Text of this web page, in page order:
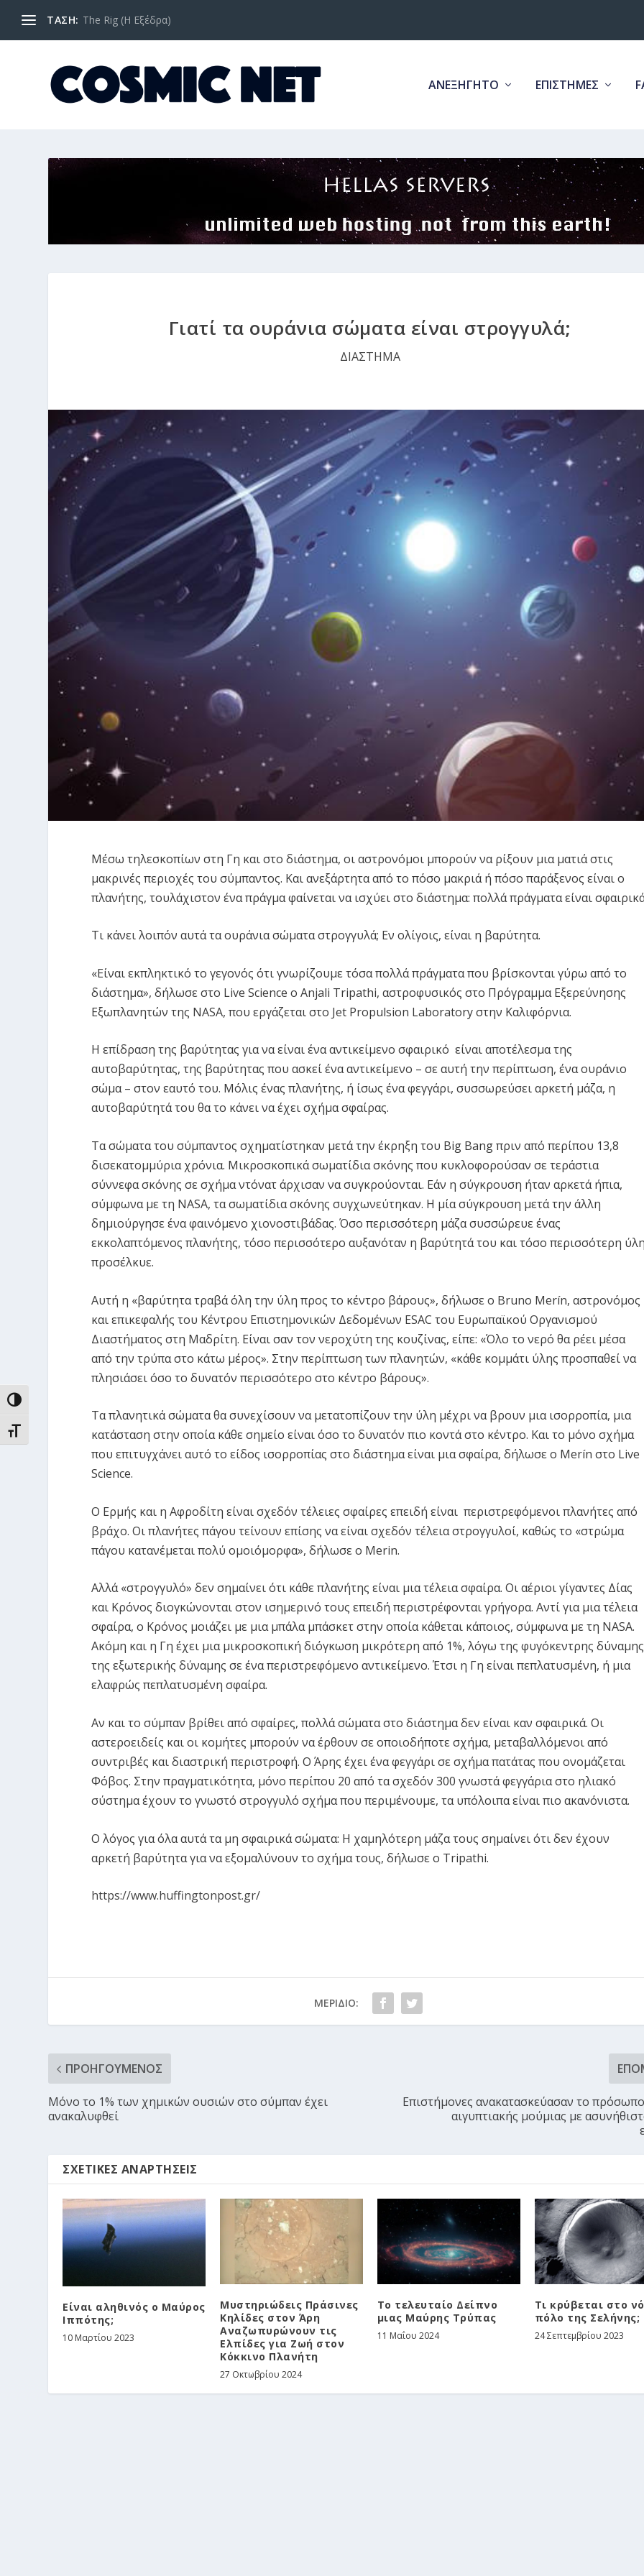
ΕΝΑΛΛΑΓΉ ΥΨΗΛΉΣ ΑΝΤΊΘΕΣΗΣ
ΕΝΑΛΛΑΓΉ ΜΕΓΈΘΟΥΣ ΓΡΑΜΜΆΤΩΝ
ΤΑΣΗ: The Rig (Η Εξέδρα)
ΑΝΕΞΗΓΗΤΟ ΕΠΙΣΤΗΜΕΣ
Γιατί τα ουράνια σώματα είναι στρογγυλά;
ΔΙΑΣΤΗΜΑ
Μέσω τηλεσκοπίων στη Γη και στο διάστημα, οι αστρονόμοι μπορούν να ρίξουν μια ματιά στις
μακρινές περιοχές του σύμπαντος. Και ανεξάρτητα από το πόσο μακριά ή πόσο παράξενος είναι ο
πλανήτης, τουλάχιστον ένα πράγμα φαίνεται να ισχύει στο διάστημα: πολλά πράγματα είναι
Τι κάνει λοιπόν αυτά τα ουράνια σώματα στρογγυλά; Εν ολίγοις, είναι η βαρύτητα.
«Είναι εκπληκτικό το γεγονός ότι γνωρίζουμε τόσα πολλά πράγματα που βρίσκονται γύρω από το
διάστημα», δήλωσε στο Live Science ο Anjali Tripathi, αστροφυσικός στο Πρόγραμμα Εξερεύνησης
Εξωπλανητών της NASA, που εργάζεται στο Jet Propulsion Laboratory στην Καλιφόρνια.
Η επίδραση της βαρύτητας για να είναι ένα αντικείμενο σφαιρικό είναι αποτέλεσμα της
αυτοβαρύτητας, της βαρύτητας που ασκεί ένα αντικείμενο – σε αυτή την περίπτωση, ένα ουράνιο
σώμα – στον εαυτό του. Μόλις ένας πλανήτης, ή ίσως ένα φεγγάρι, συσσωρεύσει αρκετή μάζα, η
αυτοβαρύτητά του θα το κάνει να έχει σχήμα σφαίρας.
Τα σώματα του σύμπαντος σχηματίστηκαν μετά την έκρηξη του Big Bang πριν από περίπου 13,8
δισεκατομμύρια χρόνια. Μικροσκοπικά σωματίδια σκόνης που κυκλοφορούσαν σε τεράστια
σύννεφα σκόνης σε σχήμα ντόνατ άρχισαν να συγκρούονται. Εάν η σύγκρουση ήταν αρκετά ήπια,
σύμφωνα με τη NASA, τα σωματίδια σκόνης συγχωνεύτηκαν. Η μία σύγκρουση μετά την άλλη
δημιούργησε ένα φαινόμενο χιονοστιβάδας. Όσο περισσότερη μάζα συσσώρευε ένας
εκκολαπτόμενος πλανήτης, τόσο περισσότερο αυξανόταν η βαρύτητά του και τόσο περισσότερη
προσέλκυε.
Αυτή η «βαρύτητα τραβά όλη την ύλη προς το κέντρο βάρους», δήλωσε ο Bruno Merín, αστρονόμος
και επικεφαλής του Κέντρου Επιστημονικών Δεδομένων ESAC του Ευρωπαϊκού Οργανισμού
Διαστήματος στη Μαδρίτη. Είναι σαν τον νεροχύτη της κουζίνας, είπε: «Όλο το νερό θα ρέει μέσα
από την τρύπα στο κάτω μέρος». Στην περίπτωση των πλανητών, «κάθε κομμάτι ύλης προσπαθεί να
πλησιάσει όσο το δυνατόν περισσότερο στο κέντρο βάρους».
Τα πλανητικά σώματα θα συνεχίσουν να μετατοπίζουν την ύλη μέχρι να βρουν μια ισορροπία, μια
κατάσταση στην οποία κάθε σημείο είναι όσο το δυνατόν πιο κοντά στο κέντρο. Και το μόνο σχήμα
που επιτυγχάνει αυτό το είδος ισορροπίας στο διάστημα είναι μια σφαίρα, δήλωσε ο Merín στο Live
Science.
Ο Ερμής και η Αφροδίτη είναι σχεδόν τέλειες σφαίρες επειδή είναι περιστρεφόμενοι πλανήτες από
βράχο. Οι πλανήτες πάγου τείνουν επίσης να είναι σχεδόν τέλεια στρογγυλοί, καθώς το «στρώμα
πάγου κατανέμεται πολύ ομοιόμορφα», δήλωσε ο Merin.
Αλλά «στρογγυλό» δεν σημαίνει ότι κάθε πλανήτης είναι μια τέλεια σφαίρα. Οι αέριοι γίγαντες Δίας
και Κρόνος διογκώνονται στον ισημερινό τους επειδή περιστρέφονται γρήγορα. Αντί για μια τέλεια
σφαίρα, ο Κρόνος μοιάζει με μια μπάλα μπάσκετ στην οποία κάθεται κάποιος, σύμφωνα με τη NASA.
Ακόμη και η Γη έχει μια μικροσκοπική διόγκωση μικρότερη από 1%, λόγω της φυγόκεντρης
της εξωτερικής δύναμης σε ένα περιστρεφόμενο αντικείμενο. Έτσι η Γη είναι πεπλατυσμένη, ή μια
ελαφρώς πεπλατυσμένη σφαίρα.
Αν και το σύμπαν βρίθει από σφαίρες, πολλά σώματα στο διάστημα δεν είναι καν σφαιρικά. Οι
αστεροειδείς και οι κομήτες μπορούν να έρθουν σε οποιοδήποτε σχήμα, μεταβαλλόμενοι από
συντριβές και διαστρική περιστροφή. Ο Άρης έχει ένα φεγγάρι σε σχήμα πατάτας που ονομάζεται
Φόβος. Στην πραγματικότητα, μόνο περίπου 20 από τα σχεδόν 300 γνωστά φεγγάρια στο ηλιακό
σύστημα έχουν το γνωστό στρογγυλό σχήμα που περιμένουμε, τα υπόλοιπα είναι πιο ακανόνιστα.
Ο λόγος για όλα αυτά τα μη σφαιρικά σώματα: Η χαμηλότερη μάζα τους σημαίνει ότι δεν έχουν
αρκετή βαρύτητα για να εξομαλύνουν το σχήμα τους, δήλωσε ο Tripathi.
https://www.huffingtonpost.gr/
ΜΕΡΊΔΙΟ:
ΠΡΟΗΓΟΎΜΕΝΟΣ
Μόνο το 1% των χημικών ουσιών στο σύμπαν έχει
ανακαλυφθεί
Επιστήμονες ανακατασκεύασαν το
αιγυπτιακής μούμιας με
ΣΧΕΤΙΚΈΣ ΑΝΑΡΤΉΣΕΙΣ
Είναι αληθινός ο Μαύρος
Ιππότης;
10 Μαρτίου 2023
Μυστηριώδεις Πράσινες
Κηλίδες στον Άρη
Αναζωπυρώνουν τις
Ελπίδες για Ζωή στον
Κόκκινο Πλανήτη
27 Οκτωβρίου 2024
Το τελευταίο Δείπνο
μιας Μαύρης Τρύπας
11 Μαΐου 2024
Τι κρύβεται στο
πόλο της Σελήνης;
24 Σεπτεμβρίου 2023